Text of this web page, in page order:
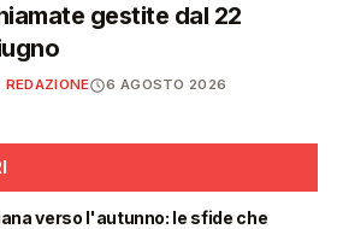
gestite dal 22
REDAZIONE 6 AGOSTO 2026
verso l'autunno: le sfide che